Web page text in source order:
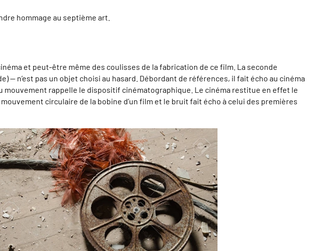
hommage au septième art.
et peut-être même des coulisses de la fabrication de ce film. La seconde
n’est pas un objet choisi au hasard. Débordant de références, il fait écho au cinéma
mouvement rappelle le dispositif cinématographique. Le cinéma restitue en effet le
circulaire de la bobine d’un film et le bruit fait écho à celui des premières